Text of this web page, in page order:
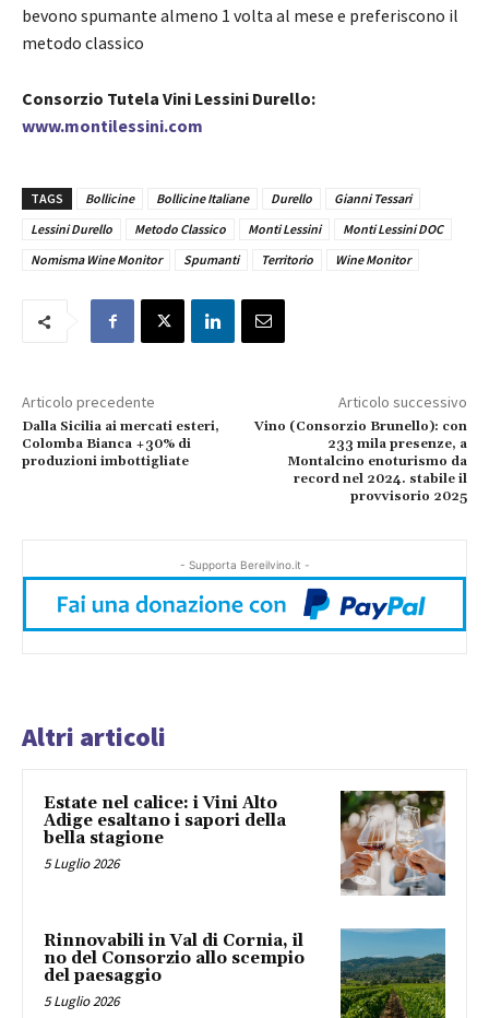
bevono spumante almeno 1 volta al mese e preferiscono il
metodo classico
Consorzio Tutela Vini Lessini Durello:
www.montilessini.com
TAGS Bollicine Bollicine Italiane Durello
Gianni Tessari
Lessini Durello
Metodo Classico Monti Lessini
Monti Lessini DOC
Nomisma Wine Monitor
Spumanti Territorio Wine Monitor
Articolo precedente
Dalla Sicilia ai mercati esteri,
Colomba Bianca +30% di
produzioni imbottigliate
Articolo successivo
Vino (Consorzio Brunello): con
233 mila presenze, a
Montalcino enoturismo da
record nel 2024. stabile il
provvisorio 2025
- Supporta Bereilvino.it -
Altri articoli
Estate nel calice: i Vini Alto
Adige esaltano i sapori della
bella stagione
5 Luglio 2026
Rinnovabili in Val di Cornia, il
no del Consorzio allo scempio
del paesaggio
5 Luglio 2026